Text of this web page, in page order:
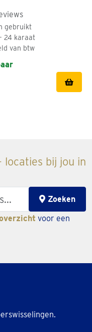
gebruikt
24 karaat
van btw
locaties bij jou in
Zoeken
voor een